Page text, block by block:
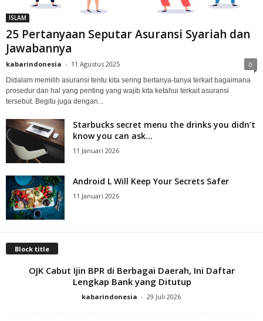
ISLAM
25 Pertanyaan Seputar Asuransi Syariah dan
Jawabannya
kabarindonesia - 11 Agustus 2025 0
Didalam memilih asuransi tentu kita sering bertanya-tanya terkait bagaimana
prosedur dan hal yang penting yang wajib kita ketahui terkait asuransi
tersebut. Begitu juga dengan...
Starbucks secret menu the drinks you didn’t
know you can ask...
11 Januari 2026
Android L Will Keep Your Secrets Safer
11 Januari 2026
Block title
OJK Cabut Ijin BPR di Berbagai Daerah, Ini Daftar
Lengkap Bank yang Ditutup
kabarindonesia - 29 Juli 2026